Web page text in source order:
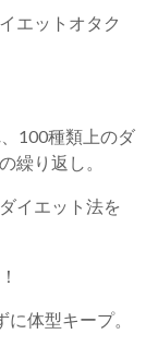
エットオタク
100種類上のダ
繰り返し。
イエット法を
体型キープ。